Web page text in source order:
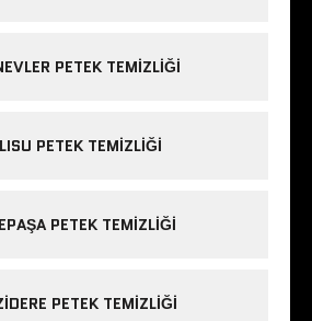
PETEK TEMIZLIĞI
PETEK TEMIZLIĞI
PETEK TEMIZLIĞI
PETEK TEMIZLIĞI